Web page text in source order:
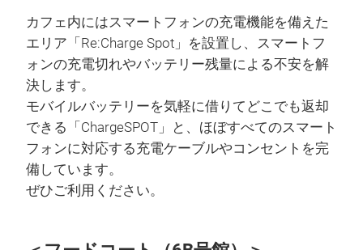
カフェ内にはスマートフォンの充電機能を備えた
エリア「Re:Charge Spot」を設置し、スマートフ
ォンの充電切れやバッテリー残量による不安を解
決します。
モバイルバッテリーを気軽に借りてどこでも返却
できる「ChargeSPOT」と、ほぼすべてのスマート
フォンに対応する充電ケーブルやコンセントを完
備しています。
ぜひご利用ください。